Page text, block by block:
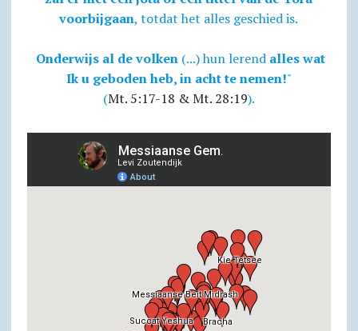
voorbijgaan, totdat het alles geschied is.
Onderwijs al de volken(...) hun lerend alles wat
Ik u geboden heb, in acht te nemen!"
(Mt. 5:17-18 & Mt. 28:19).